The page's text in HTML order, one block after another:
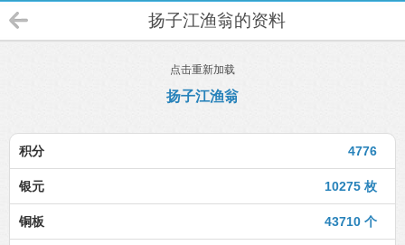
扬子江渔翁的资料
点击重新加载
扬子江渔翁
4776
积分
10275 枚
银元
43710 个
铜板